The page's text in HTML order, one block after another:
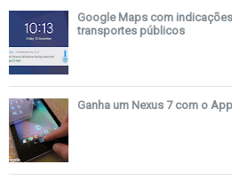
Google Maps com
transportes públicos
Ganha um Nexus 7 com o